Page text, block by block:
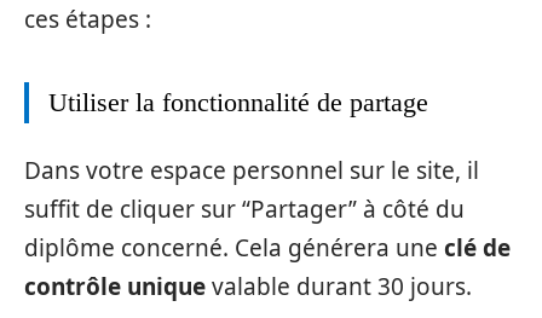
ces étapes :
Utiliser la fonctionnalité de partage
Dans votre espace personnel sur le site, il
suffit de cliquer sur “Partager” à côté du
diplôme concerné. Cela générera une clé de
contrôle uniquevalable durant 30 jours.